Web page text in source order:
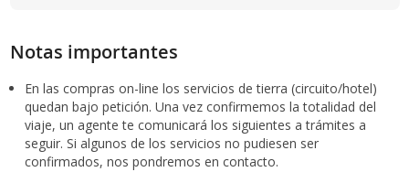
Notas importantes
En las compras on-line los servicios de tierra (circuito/hotel)
quedan bajo petición. Una vez confirmemos la totalidad del
viaje, un agente te comunicará los siguientes a trámites a
seguir. Si algunos de los servicios no pudiesen ser
confirmados, nos pondremos en contacto.